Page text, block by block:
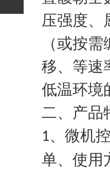
压强度、
（或按
移、等速
低温环境
二、产品
1、 微机
单、使用